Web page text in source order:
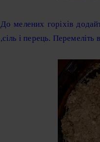
До мелених горіхів
,сіль і перець.